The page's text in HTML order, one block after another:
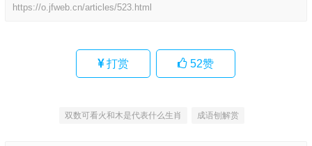
https://o.jfweb.cn/articles/523.html
打赏 52赞
双数可看火和木是代表什么生肖 成语刨解赏